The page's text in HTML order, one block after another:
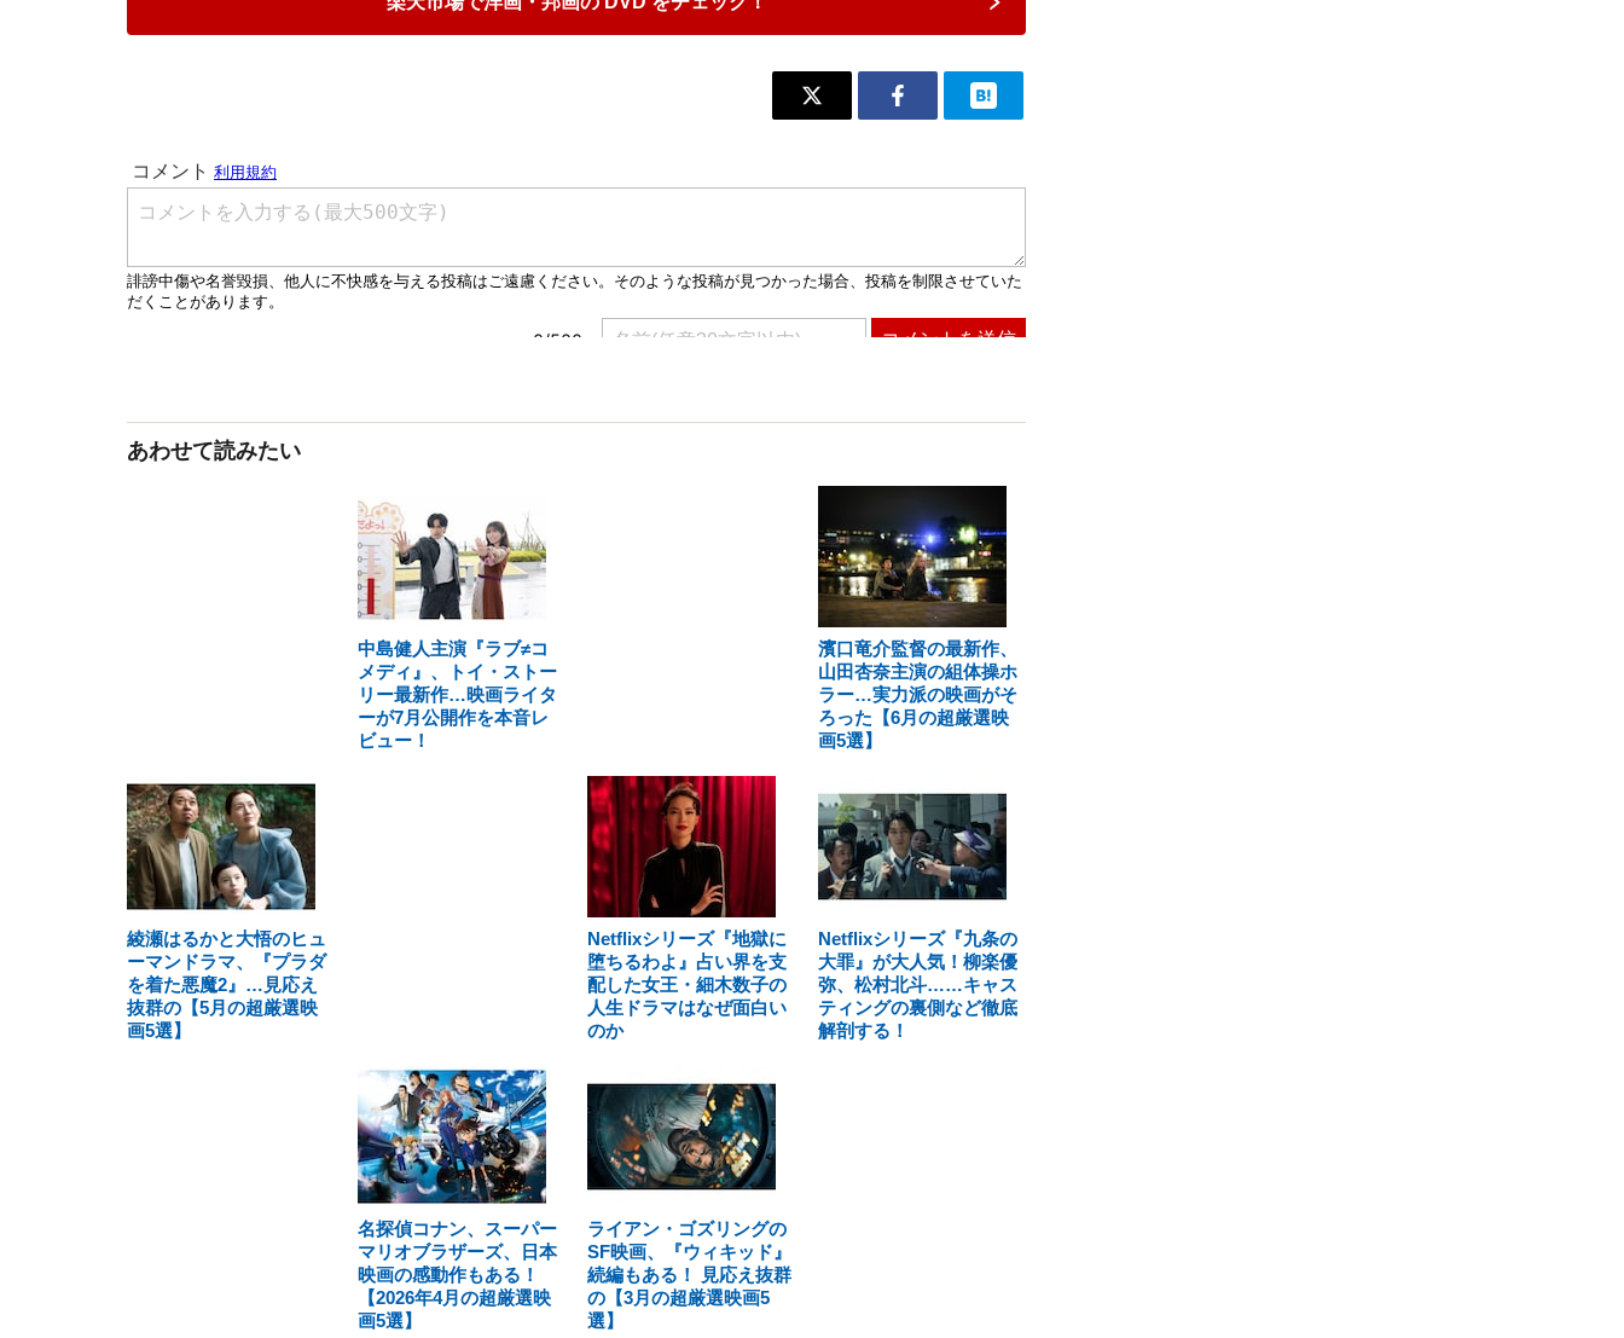
あわせて読みたい
中島健人主演『ラブ≠コ
メディ』、トイ・ストー
リー最新作…映画ライタ
ーが7月公開作を本音レ
ビュー！
濱口竜介監督の最新作、
山田杏奈主演の組体操ホ
ラー…実力派の映画がそ
ろった【6月の超厳選映
画5選】
綾瀬はるかと大悟のヒュ
ーマンドラマ、『プラダ
を着た悪魔2』…見応え
抜群の【5月の超厳選映
画5選】
Netflixシリーズ『地獄に
堕ちるわよ』占い界を支
配した女王・細木数子の
人生ドラマはなぜ面白い
のか
Netflixシリーズ『九条の
大罪』が大人気！柳楽優
弥、松村北斗……キャス
ティングの裏側など徹底
解剖する！
名探偵コナン、スーパー
マリオブラザーズ、日本
映画の感動作もある！
【2026年4月の超厳選映
画5選】
ライアン・ゴズリングの
SF映画、『ウィキッド』
続編もある！ 見応え抜群
の【3月の超厳選映画5
選】